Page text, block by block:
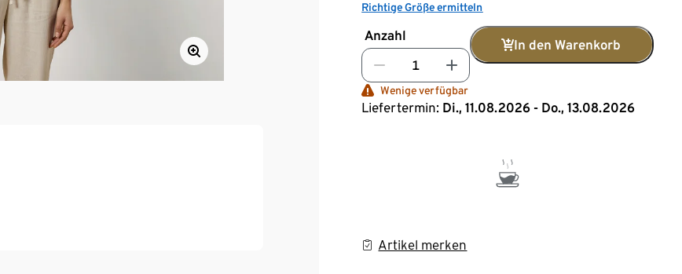
Richtige Größe ermitteln
Anzahl
In den Warenkorb
Wenige verfügbar
Liefertermin: Di., 11.08.2026 - Do., 13.08.2026
Artikel merken